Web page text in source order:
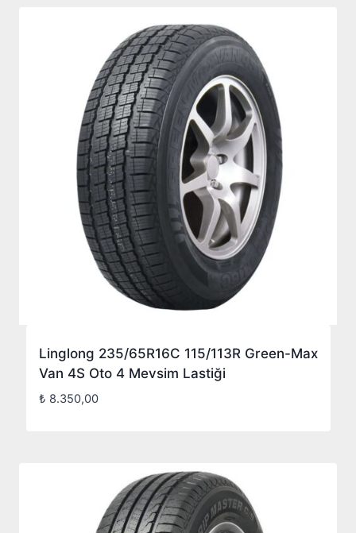
Linglong 235/65R16C 115/113R Green-Max
Van 4S Oto 4 Mevsim Lastiği
₺ 8.350,00